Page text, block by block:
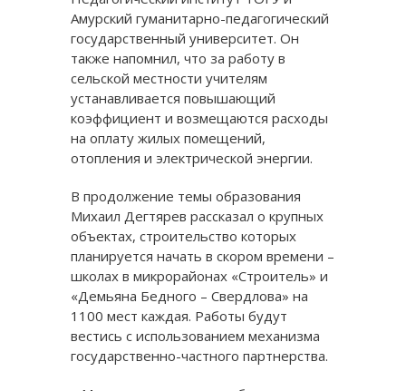
Амурский гуманитарно-педагогический
государственный университет. Он
также напомнил, что за работу в
сельской местности учителям
устанавливается повышающий
коэффициент и возмещаются расходы
на оплату жилых помещений,
отопления и электрической энергии.
В продолжение темы образования
Михаил Дегтярев рассказал о крупных
объектах, строительство которых
планируется начать в скором времени –
школах в микрорайонах «Строитель» и
«Демьяна Бедного – Свердлова» на
1100 мест каждая. Работы будут
вестись с использованием механизма
государственно-частного партнерства.